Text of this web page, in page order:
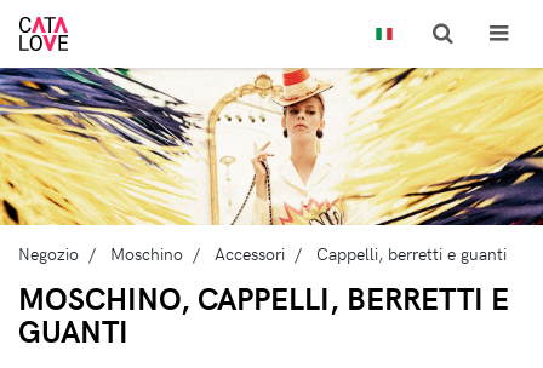
Negozio Moschino Accessori Cappelli, berretti e guanti
MOSCHINO, CAPPELLI, BERRETTI E
GUANTI